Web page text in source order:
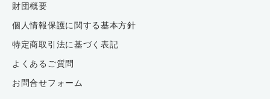
財団概要
個人情報保護に関する基本方針
特定商取引法に基づく表記
よくあるご質問
お問合せフォーム